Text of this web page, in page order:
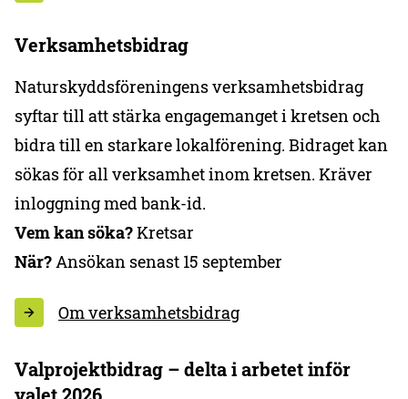
Verksamhetsbidrag
Naturskyddsföreningens verksamhetsbidrag
syftar till att stärka engagemanget i kretsen och
bidra till en starkare lokalförening. Bidraget kan
sökas för all verksamhet inom kretsen. Kräver
inloggning med bank-id.
Vem kan söka?Kretsar
När?Ansökan senast 15 september
Om verksamhetsbidrag
Valprojektbidrag – delta i arbetet inför